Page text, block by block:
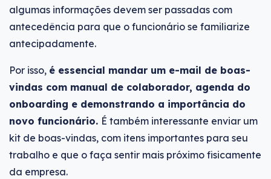
algumas informações devem ser passadas com
antecedência para que o funcionário se familiarize
antecipadamente.
Por isso, é essencial mandar um e-mail de boas-
vindas com manual de colaborador, agenda do
onboarding e demonstrando a importância do
novo funcionário. É também interessante enviar um
kit de boas-vindas, com itens importantes para seu
trabalho e que o faça sentir mais próximo fisicamente
da empresa.